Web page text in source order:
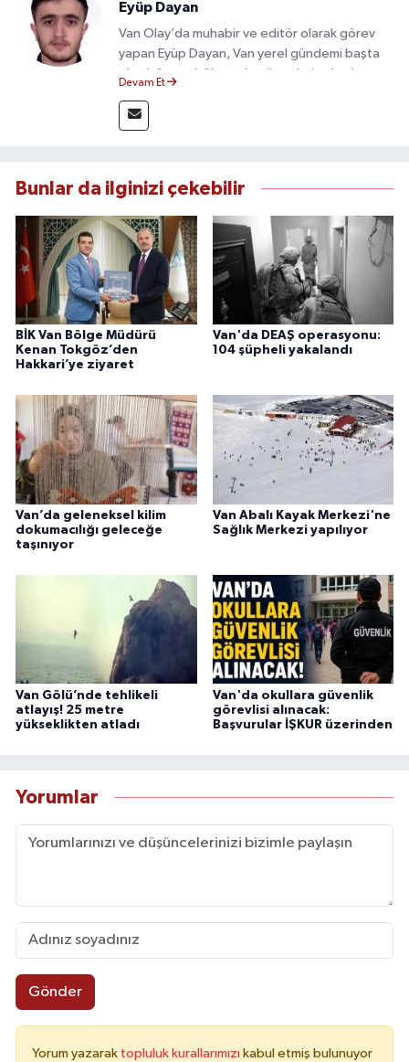
Eyüp Dayan
Van Olay’da muhabir ve editör olarak görev
yapan Eyüp Dayan, Van yerel gündemi başta
olmak üzere bölgesel gelişmeleri sahadan
deneyimiyle doğruluk, tarafsızlık ve etik ilkeleri
esas alan Dayan, güvenilir kaynaklara dayalı
Devam Et
Bunlar da ilginizi çekebilir
BİK Van Bölge Müdürü
Kenan Tokgöz’den
Hakkari’ye ziyaret
Van'da DEAŞ operasyonu:
104 şüpheli yakalandı
Van’da geleneksel kilim
dokumacılığı geleceğe
taşınıyor
Van Abalı Kayak Merkezi'ne
Sağlık Merkezi yapılıyor
Van Gölü’nde tehlikeli
atlayış! 25 metre
yükseklikten atladı
Van'da okullara güvenlik
görevlisi alınacak:
Başvurular İŞKUR üzerinden
Yorumlar
Gönder
Yorum yazarak topluluk kurallarımızı kabul etmiş bulunuyor